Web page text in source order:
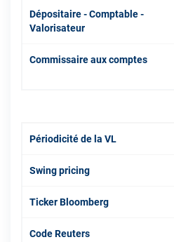
Dépositaire - Comptable -
Valorisateur
Commissaire aux comptes
Périodicité de la VL
Swing pricing
Ticker Bloomberg
Code Reuters